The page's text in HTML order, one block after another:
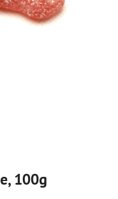
100g